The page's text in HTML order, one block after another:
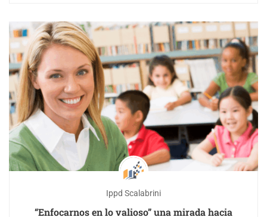
Ippd Scalabrini
“Enfocarnos en lo valioso” una mirada hacia